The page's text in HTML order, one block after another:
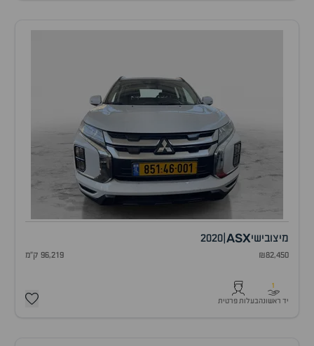
מיצובישיASX
2020
₪82,450 96,219 ק"מ
1
יד ראשונהבעלות פרטית